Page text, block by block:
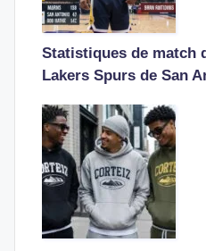
Statistiques de match
Lakers Spurs de San